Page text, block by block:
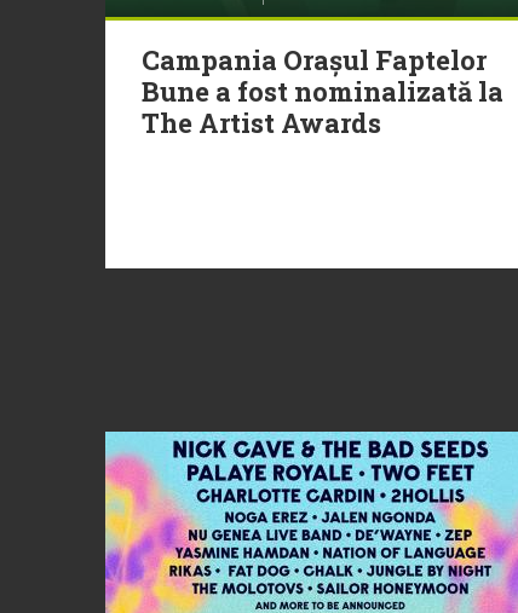
Campania Orașul Faptelor
Bune a fost nominalizată la
The Artist Awards